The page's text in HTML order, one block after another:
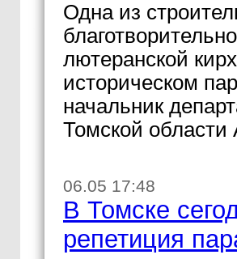
Одна из
лютеранской
историческом
начальник
Томской области
06.05 17:48
В Томске
репетиция